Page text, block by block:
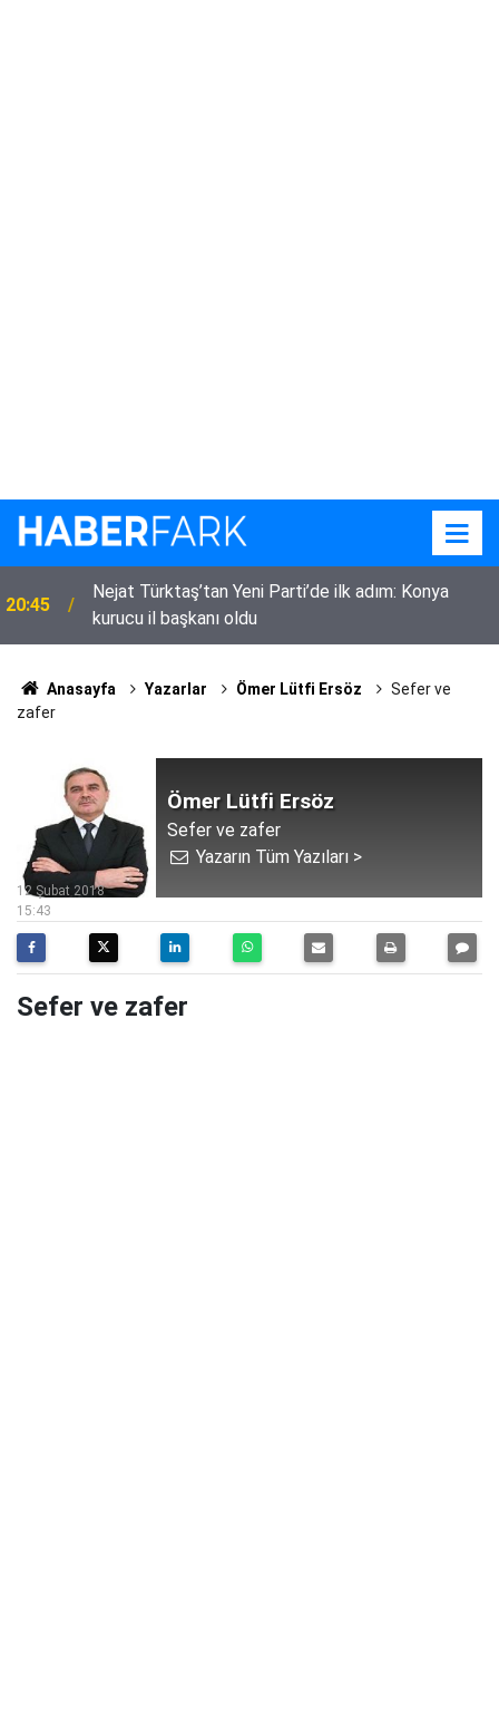
20:45
Nejat Türktaş’tan Yeni Parti’de ilk adım: Konya
kurucu il başkanı oldu
Anasayfa Yazarlar Ömer Lütfi Ersöz
Sefer ve
zafer
Ömer Lütfi Ersöz
Sefer ve zafer
Yazarın Tüm Yazıları >
15:43
12 Şubat 2018
Sefer ve zafer